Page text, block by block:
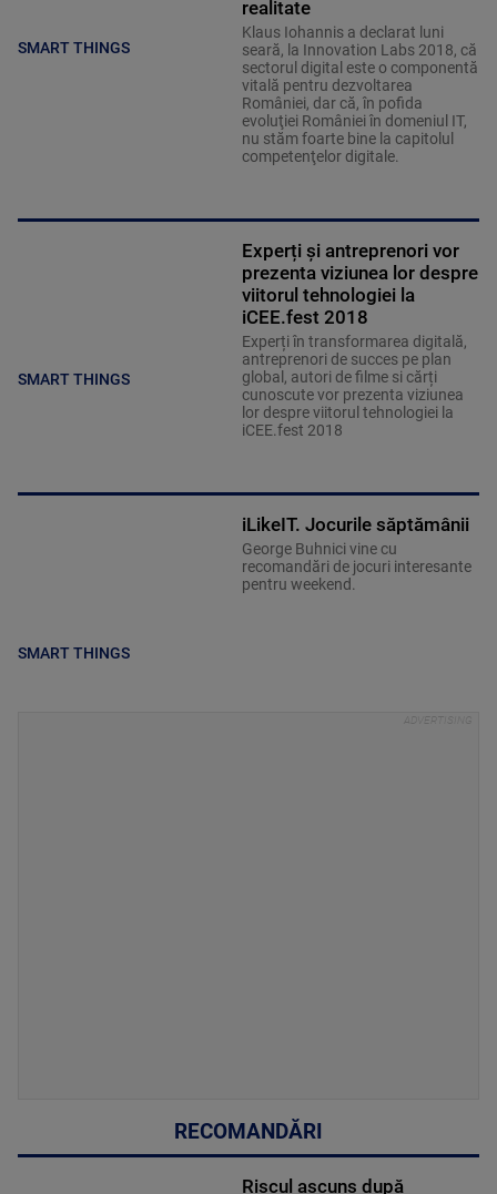
SMART THINGS
realitate
Klaus Iohannis a declarat luni
seară, la Innovation Labs 2018, că
sectorul digital este o componentă
vitală pentru dezvoltarea
României, dar că, în pofida
evoluţiei României în domeniul IT,
nu stăm foarte bine la capitolul
competenţelor digitale.
SMART THINGS
Experți și antreprenori vor
prezenta viziunea lor despre
viitorul tehnologiei la
iCEE.fest 2018
Experți în transformarea digitală,
antreprenori de succes pe plan
global, autori de filme si cărți
cunoscute vor prezenta viziunea
lor despre viitorul tehnologiei la
iCEE.fest 2018
SMART THINGS
iLikeIT. Jocurile săptămânii
George Buhnici vine cu
recomandări de jocuri interesante
pentru weekend.
RECOMANDĂRI
Riscul ascuns după